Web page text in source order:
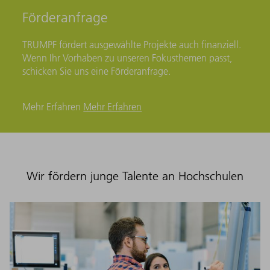
Förderanfrage
TRUMPF fördert ausgewählte Projekte auch finanziell.
Wenn Ihr Vorhaben zu unseren Fokusthemen passt,
schicken Sie uns eine Förderanfrage.
Mehr Erfahren Mehr Erfahren
Wir fördern junge Talente an Hochschulen